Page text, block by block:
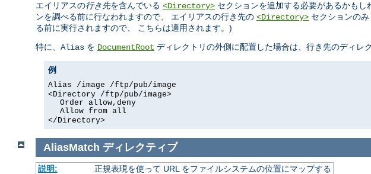
エイリアスの行き先を含んでいる <Directory> セクションを追加する必要があるかも
ンを調べる前に行なわれますので、 エイリアスの行き先の <Directory> セクションのみ
る前に実行されますので、 こちらは適用されます。)
特に、 Alias を DocumentRoot ディレクトリの外側に配置した場合は、行き先のディレ
例
Alias /image /ftp/pub/image
<Directory /ftp/pub/image>
Order allow,deny
Allow from all
</Directory>
AliasMatch ディレクティブ
説明:
正規表現を使って URL をファイルシステムの位置にマップする